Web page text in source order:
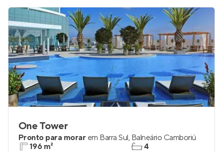
One Tower
Pronto para morar em Barra Sul, Balneário Camboriú
196 m²
4